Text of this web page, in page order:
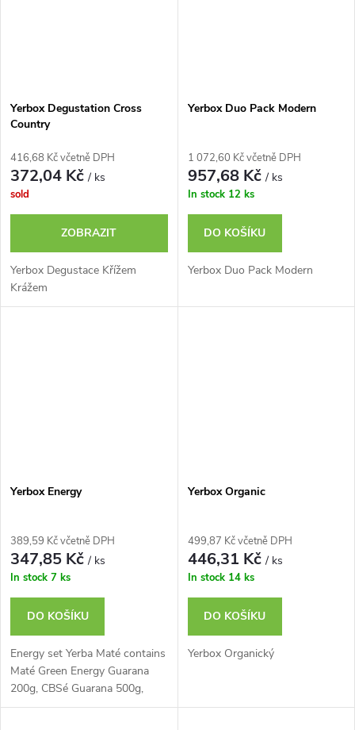
Yerbox Degustation Cross
Country
416,68 Kč včetně DPH
372,04 Kč/ ks
sold
ZOBRAZIT
Yerbox Degustace Křížem
Krážem
Yerbox Duo Pack Modern
1 072,60 Kč včetně DPH
957,68 Kč/ ks
In stock 12 ks
DO KOŠÍKU
Yerbox Duo Pack Modern
Yerbox Energy
389,59 Kč včetně DPH
347,85 Kč/ ks
In stock 7 ks
DO KOŠÍKU
Energy set Yerba Maté contains
Maté Green Energy Guarana
200g, CBSé Guarana 500g,
Fede Ric
Yerbox Organic
499,87 Kč včetně DPH
446,31 Kč/ ks
In stock 14 ks
DO KOŠÍKU
Yerbox Organický